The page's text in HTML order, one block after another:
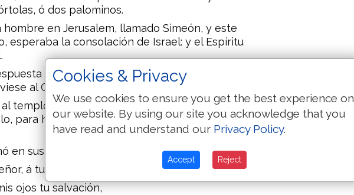
ó dos palominos.
hombre en Jerusalem, llamado Simeón, y este
esperaba la consolación de Israel: y el Espíritu
del Espíritu Santo, que no vería la
al Cristo del Señor.
templo. Y cuando metieron al niño Jesús sus
para hacer por él conforme á la costumbre de
en sus brazos, y bendijo á Dios, y dijo:
á tu siervo, Conforme á tu palabra, en paz;
ojos tu salvación,
Cookies & Privacy
We use cookies to ensure you get the best experience on
our website. By using our site you acknowledge that you
have read and understand our Privacy Policy.
Accept Reject